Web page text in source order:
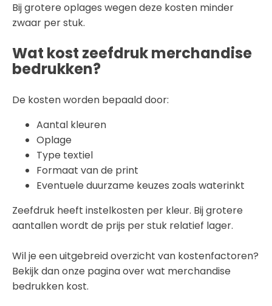
Bij grotere oplages wegen deze kosten minder
zwaar per stuk.
Wat kost zeefdruk merchandise
bedrukken?
De kosten worden bepaald door:
Aantal kleuren
Oplage
Type textiel
Formaat van de print
Eventuele duurzame keuzes zoals waterinkt
Zeefdruk heeft instelkosten per kleur. Bij grotere
aantallen wordt de prijs per stuk relatief lager.
Wil je een uitgebreid overzicht van kostenfactoren?
Bekijk dan onze pagina over wat merchandise
bedrukken kost.